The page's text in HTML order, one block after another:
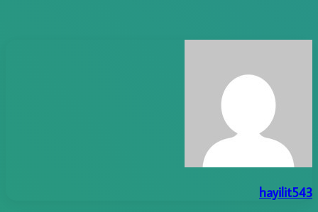
hayilit543